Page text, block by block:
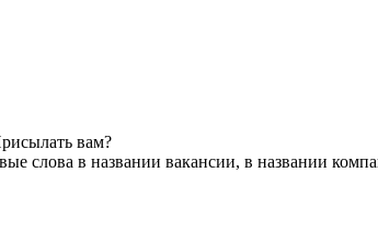
вам?
слова в названии вакансии, в названии